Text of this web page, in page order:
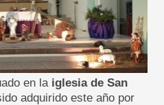
en la iglesia de San
adquirido este año por